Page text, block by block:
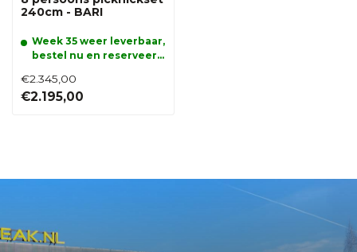
240cm - BARI
Week 35 weer leverbaar,
bestel nu en reserveer
€2.345,00
€2.195,00